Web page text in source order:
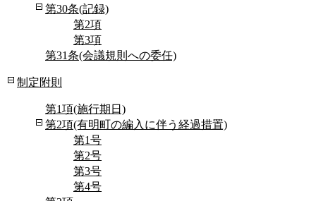
第30条(記録)
第2項
第3項
第31条(会議規則への委任)
制定附則
第1項(施行期日)
第2項(有明町の編入に伴う経過措置)
第1号
第2号
第3号
第4号